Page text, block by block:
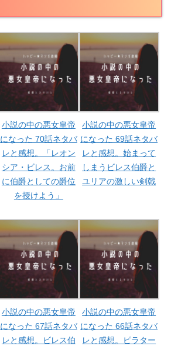
小説の中の悪女皇帝
になった 70話ネタバ
レと感想。「レオン
シア・ビレス。お前
に伯爵としての爵位
を授けよう」
小説の中の悪女皇帝
になった 69話ネタバ
レと感想。始まって
しまうビレス伯爵と
ユリアの激しい剣戟
小説の中の悪女皇帝
になった 67話ネタバ
レと感想。ビレス伯
小説の中の悪女皇帝
になった 66話ネタバ
レと感想。ピラター